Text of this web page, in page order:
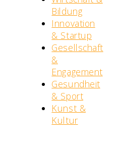
Bildung
Innovation
& Startup
Gesellschaft
&
Engagement
Gesundheit
& Sport
Kunst &
Kultur